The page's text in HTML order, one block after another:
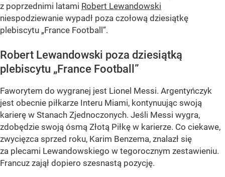
z poprzednimi latami Robert Lewandowski
niespodziewanie wypadł poza czołową dziesiątkę
plebiscytu „France Football”.
Robert Lewandowski poza dziesiątką
plebiscytu „France Football”
Faworytem do wygranej jest Lionel Messi. Argentyńczyk
jest obecnie piłkarze Interu Miami, kontynuując swoją
karierę w Stanach Zjednoczonych. Jeśli Messi wygra,
zdobędzie swoją ósmą Złotą Piłkę w karierze. Co ciekawe,
zwycięzca sprzed roku, Karim Benzema, znalazł się
za plecami Lewandowskiego w tegorocznym zestawieniu.
Francuz zajął dopiero szesnastą pozycję.